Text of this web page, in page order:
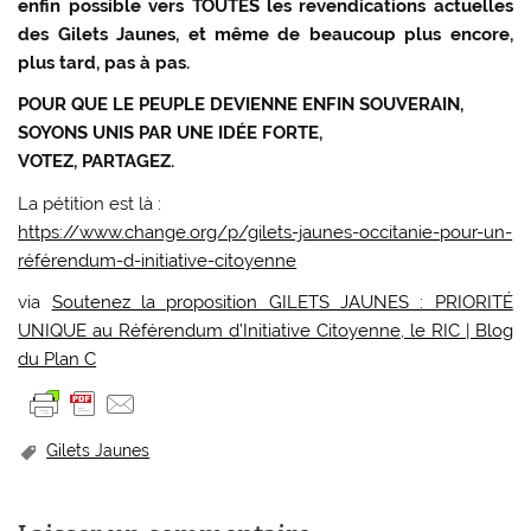
enfin possible vers TOUTES les revendications actuelles
des Gilets Jaunes, et même de beaucoup plus encore,
plus tard, pas à pas.
POUR QUE LE PEUPLE DEVIENNE ENFIN SOUVERAIN,
SOYONS UNIS PAR UNE IDÉE FORTE,
VOTEZ, PARTAGEZ.
La pétition est là :
https://www.change.org/p/gilets-jaunes-occitanie-pour-un-
référendum-d-initiative-citoyenne
via Soutenez la proposition GILETS JAUNES : PRIORITÉ
UNIQUE au Référendum d’Initiative Citoyenne, le RIC | Blog
du Plan C
Gilets Jaunes